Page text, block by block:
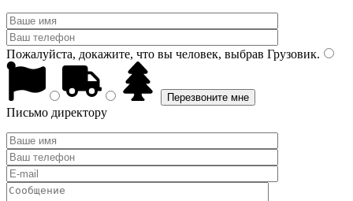
Пожалуйста, докажите, что вы человек, выбрав Грузовик.
Письмо директору